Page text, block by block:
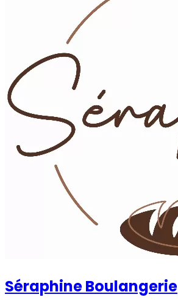
Séraphine Boulangerie